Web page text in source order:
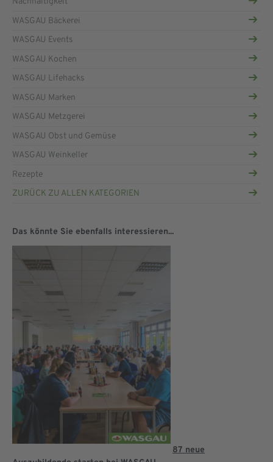
WASGAU Bäckerei
WASGAU Events
WASGAU Kochen
WASGAU Lifehacks
WASGAU Marken
WASGAU Metzgerei
WASGAU Obst und Gemüse
WASGAU Weinkeller
Rezepte
ZURÜCK ZU ALLEN KATEGORIEN
Das könnte Sie ebenfalls interessieren...
87 neue